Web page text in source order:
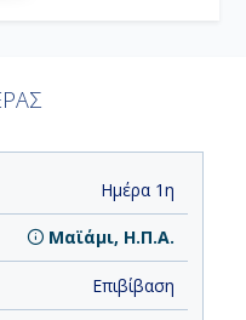
ΑΝΑΧΩΡΗΣΗ
Ημέρα 1η
Μαϊάμι, Η.Π.Α.
Επιβίβαση